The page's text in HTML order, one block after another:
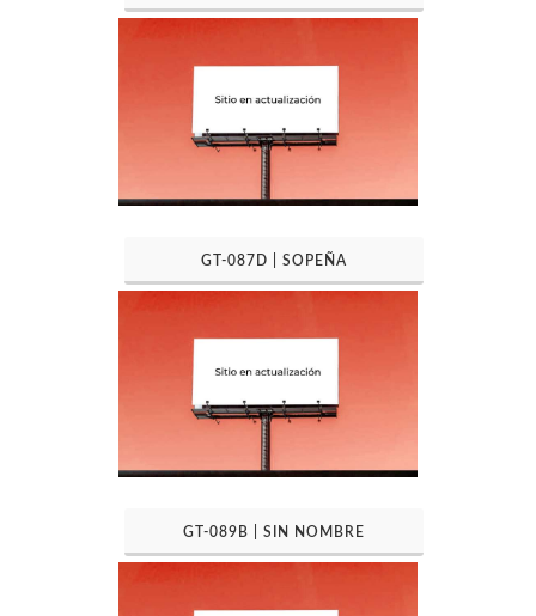
GT-087D | SOPEÑA
GT-089B | SIN NOMBRE